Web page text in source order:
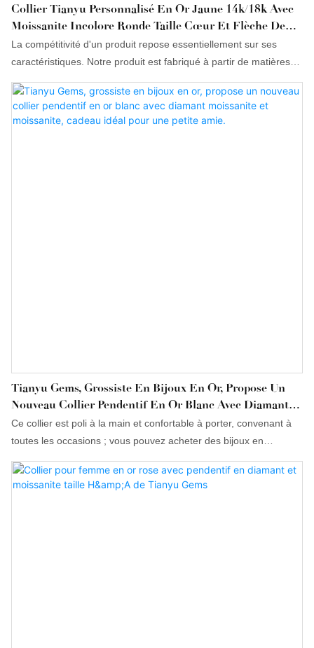
Collier Tianyu Personnalisé En Or Jaune 14k/18k Avec
Moissanite Incolore Ronde Taille Cœur Et Flèche De
4,5 Mm
La compétitivité d'un produit repose essentiellement sur ses
caractéristiques. Notre produit est fabriqué à partir de matières
premières ayant subi des tests rigoureux effectués par des
experts. Il est conçu pour offrir des avantages supérieurs. De
plus, son design est particulièrement soigné car il peut influencer
Tianyu Gems, Grossiste En Bijoux En Or, Propose Un
Nouveau Collier Pendentif En Or Blanc Avec Diamant
Moissanite Et Moissanite, Cadeau Idéal Pour Une Petite
Amie.
Ce collier est poli à la main et confortable à porter, convenant à
toutes les occasions ; vous pouvez acheter des bijoux en
moissanite en gros.